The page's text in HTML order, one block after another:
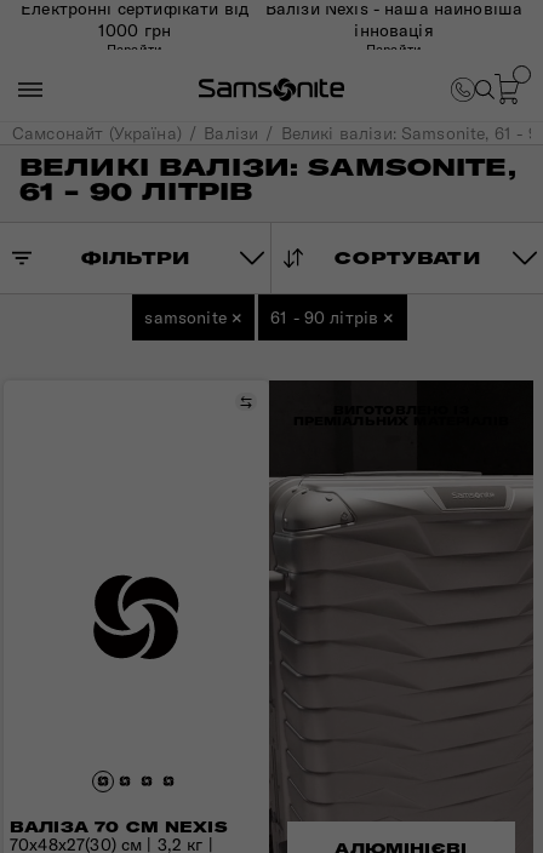
Електронні сертифікати від
1000 грн
Перейти
Валізи Nexis - наша найновіша
інновація
Перейти
Самсонайт (Україна) Валізи Великі валізи: Samsonite, 61 -
ВЕЛИКІ ВАЛІЗИ: SAMSONITE,
61 - 90 ЛІТРІВ
ФІЛЬТРИ СОРТУВАТИ
samsonite × 61 - 90 літрів ×
ВАЛІЗА 70 СМ NEXIS
Порівняти
70x48x27(30) см | 3,2 кг |
АЛЮМІНІЄВІ